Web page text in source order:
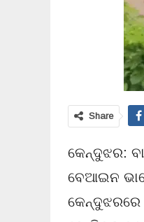
Share
କେନ୍ଦୁଝର:
ବେଆଇନ
କେନ୍ଦୁଝରରେ